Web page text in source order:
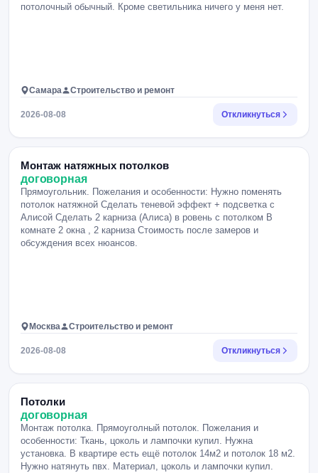
потолочный обычный. Кроме светильника ничего у меня нет.
Самара Строительство и ремонт
2026-08-08 Откликнуться
Монтаж натяжных потолков
договорная
Прямоугольник. Пожелания и особенности: Нужно поменять
потолок натяжной Сделать теневой эффект + подсветка с
Алисой Сделать 2 карниза (Алиса) в ровень с потолком В
комнате 2 окна , 2 карниза Стоимость после замеров и
обсуждения всех нюансов.
Москва Строительство и ремонт
2026-08-08 Откликнуться
Потолки
договорная
Монтаж потолка. Прямоуголный потолок. Пожелания и
особенности: Ткань, цоколь и лампочки купил. Нужна
установка. В квартире есть ещё потолок 14м2 и потолок 18 м2.
Нужно натянуть пвх. Материал, цоколь и лампочки купил.